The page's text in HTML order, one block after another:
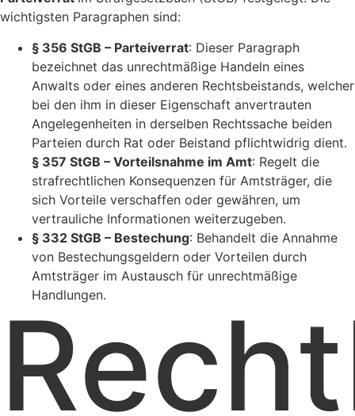
wichtigsten Paragraphen sind:
§ 356 StGB – Parteiverrat: Dieser Paragraph
bezeichnet das unrechtmäßige Handeln eines
Anwalts oder eines anderen Rechtsbeistands, welcher
bei den ihm in dieser Eigenschaft anvertrauten
Angelegenheiten in derselben Rechtssache beiden
Parteien durch Rat oder Beistand pflichtwidrig dient.
§ 357 StGB – Vorteilsnahme im Amt: Regelt die
strafrechtlichen Konsequenzen für Amtsträger, die
sich Vorteile verschaffen oder gewähren, um
vertrauliche Informationen weiterzugeben.
§ 332 StGB – Bestechung: Behandelt die Annahme
von Bestechungsgeldern oder Vorteilen durch
Amtsträger im Austausch für unrechtmäßige
Handlungen.